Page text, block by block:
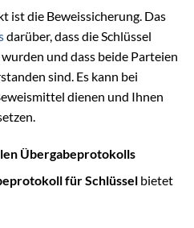
ist die Beweissicherung. Das
darüber, dass die Schlüssel
und dass beide Parteien
sind. Es kann bei
dienen und Ihnen
Übergabeprotokolls
für Schlüssel bietet